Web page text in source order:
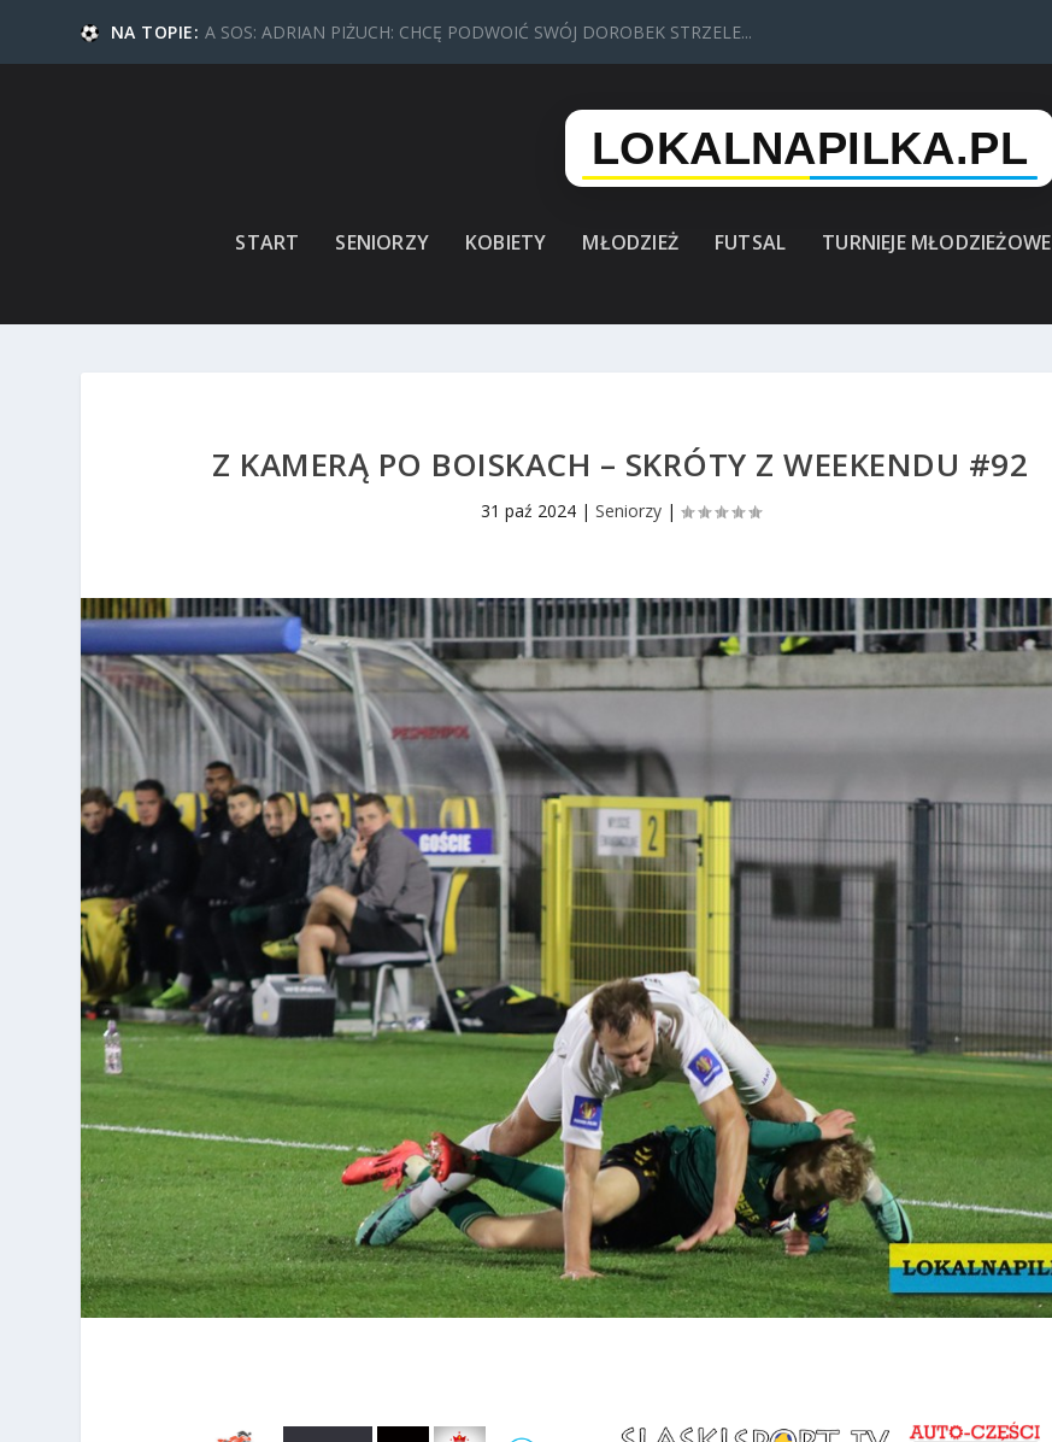
NA TOPIE: A SOS: ADRIAN PIŻUCH: CHCĘ PODWOIĆ SWÓJ DOROBEK STRZELE...
START SENIORZY KOBIETY MŁODZIEŻ FUTSAL TURNIEJE MŁODZIEŻOWE
Z KAMERĄ PO BOISKACH – SKRÓTY Z WEEKENDU #92
31 paź 2024| Seniorzy|